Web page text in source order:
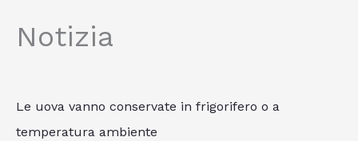
Notizia
Le uova vanno conservate in frigorifero o a
temperatura ambiente